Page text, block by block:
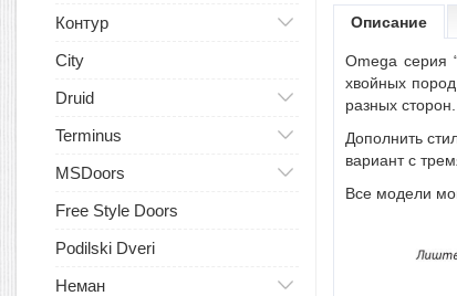
Контур
City
Druid
Terminus
MSDoors
Free Style Doors
Podilski Dveri
Неман
Описание
Omega серия
хвойных
разных сторон.
Дополнить
вариант с
Все модели